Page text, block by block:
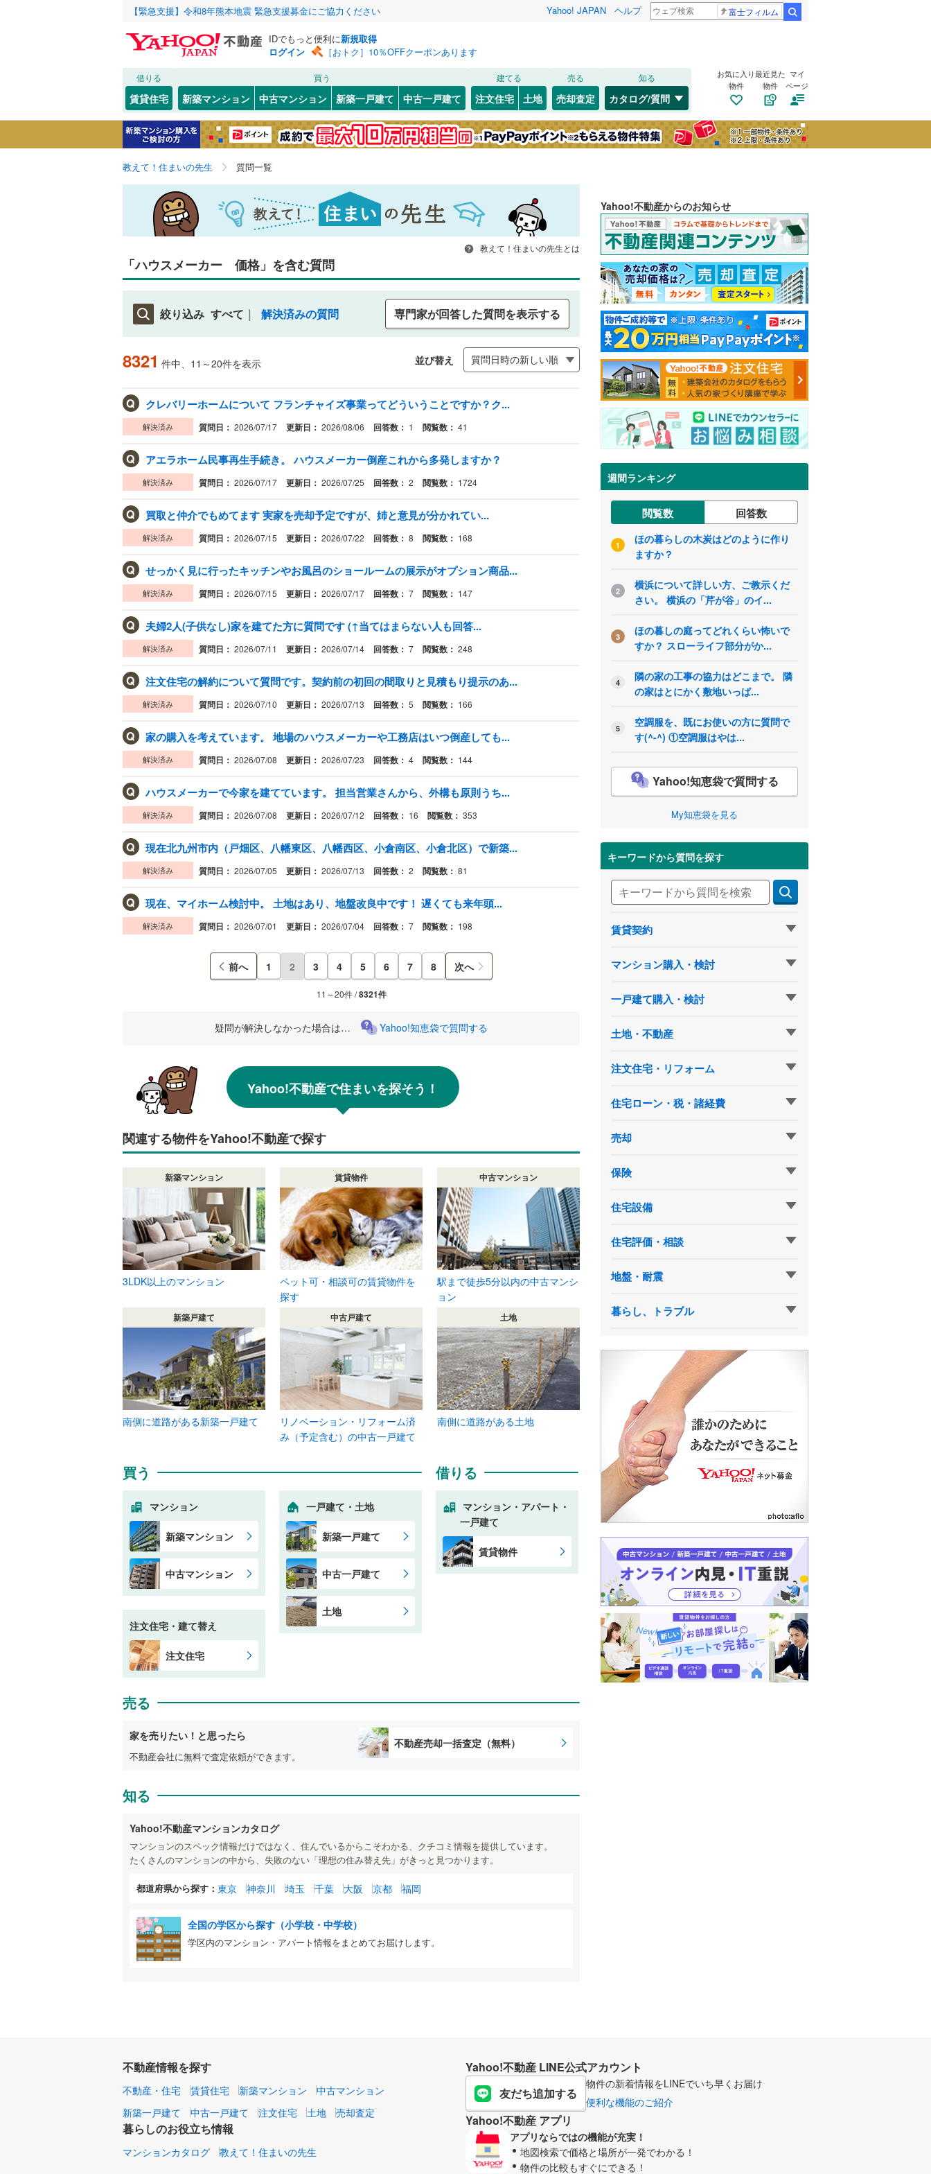
【緊急支援】令和8年熊本地震 緊急支援募金にご協力ください Yahoo! JAPAN ヘルプ 富士フィルム
IDでもっと便利に新規取得
ログイン
［おトク］10％OFFクーポンあります
借りる
賃貸住宅
買う
新築マンション 中古マンション 新築一戸建て 中古一戸建て
建てる
注文住宅 土地
売る
売却査定
知る
カタログ/質問
お気に入り
物件
最近見た
物件
マイ
ページ
教えて！住まいの先生 質問一覧
教えて！住まいの先生とは
「ハウスメーカー 価格」を含む質問
絞り込み すべて 解決済みの質問 専門家が回答した質問を表示する
8321 件中、11～20件を表示 並び替え
Q クレバリーホームについて フランチャイズ事業ってどういうことですか？ク...
解決済み 質問日： 2026/07/17 更新日： 2026/08/06 回答数： 1 閲覧数： 41
Q アエラホーム民事再生手続き。 ハウスメーカー倒産これから多発しますか？
解決済み 質問日： 2026/07/17 更新日： 2026/07/25 回答数： 2 閲覧数： 1724
Q 買取と仲介でもめてます 実家を売却予定ですが、姉と意見が分かれてい...
解決済み 質問日： 2026/07/15 更新日： 2026/07/22 回答数： 8 閲覧数： 168
Q せっかく見に行ったキッチンやお風呂のショールームの展示がオプション商品...
解決済み 質問日： 2026/07/15 更新日： 2026/07/17 回答数： 7 閲覧数： 147
Q 夫婦2人(子供なし)家を建てた方に質問です (↑当てはまらない人も回答...
解決済み 質問日： 2026/07/11 更新日： 2026/07/14 回答数： 7 閲覧数： 248
Q 注文住宅の解約について質問です。契約前の初回の間取りと見積もり提示のあ...
解決済み 質問日： 2026/07/10 更新日： 2026/07/13 回答数： 5 閲覧数： 166
Q 家の購入を考えています。 地場のハウスメーカーや工務店はいつ倒産しても...
解決済み 質問日： 2026/07/08 更新日： 2026/07/23 回答数： 4 閲覧数： 144
Q ハウスメーカーで今家を建てています。 担当営業さんから、外構も原則うち...
解決済み 質問日： 2026/07/08 更新日： 2026/07/12 回答数： 16 閲覧数： 353
Q 現在北九州市内（戸畑区、八幡東区、八幡西区、小倉南区、小倉北区）で新築...
解決済み 質問日： 2026/07/05 更新日： 2026/07/13 回答数： 2 閲覧数： 81
Q 現在、マイホーム検討中。 土地はあり、地盤改良中です！ 遅くても来年頭...
解決済み 質問日： 2026/07/01 更新日： 2026/07/04 回答数： 7 閲覧数： 198
前へ 1 2 3 4 5 6 7 8 次へ
11～20件 /8321件
疑問が解決しなかった場合は… Yahoo!知恵袋で質問する
Yahoo!不動産で住まいを探そう！
関連する物件をYahoo!不動産で探す
新築マンション
3LDK以上のマンション
賃貸物件
ペット可・相談可の賃貸物件を
探す
中古マンション
駅まで徒歩5分以内の中古マンシ
ョン
新築戸建て
南側に道路がある新築一戸建て
中古戸建て
リノベーション・リフォーム済
み（予定含む）の中古一戸建て
土地
南側に道路がある土地
買う
マンション
新築マンション
中古マンション
注文住宅・建て替え
注文住宅
一戸建て・土地
新築一戸建て
中古一戸建て
土地
借りる
マンション・アパート・
一戸建て
賃貸物件
売る
家を売りたい！と思ったら
不動産会社に無料で査定依頼ができます。
不動産売却一括査定（無料）
知る
Yahoo!不動産マンションカタログ
マンションのスペック情報だけではなく、住んでいるからこそわかる、クチコミ情報を提供しています。
たくさんのマンションの中から、失敗のない「理想の住み替え先」がきっと見つかります。
都道府県から探す： 東京 神奈川 埼玉 千葉 大阪 京都 福岡
全国の学区から探す（小学校・中学校）
学区内のマンション・アパート情報をまとめてお届けします。
Yahoo!不動産からのお知らせ
週間ランキング
閲覧数 回答数
1
ほの暮らしの木炭はどのように作り
ますか？
2
横浜について詳しい方、ご教示くだ
さい。 横浜の「芹が谷」のイ...
3
ほの暮しの庭ってどれくらい怖いで
すか？ スローライフ部分がか...
4
隣の家の工事の協力はどこまで。 隣
の家はとにかく敷地いっぱ...
5
空調服を、既にお使いの方に質問で
す(^-^) ①空調服はやは...
Yahoo!知恵袋で質問する
My知恵袋を見る
キーワードから質問を探す
賃貸契約
マンション購入・検討
一戸建て購入・検討
土地・不動産
注文住宅・リフォーム
住宅ローン・税・諸経費
売却
保険
住宅設備
住宅評価・相談
地盤・耐震
暮らし、トラブル
不動産情報を探す
不動産・住宅 賃貸住宅 新築マンション
中古マンション
新築一戸建て
中古一戸建て 注文住宅 土地 売却査定
暮らしのお役立ち情報
マンションカタログ 教えて！住まいの先生
Yahoo!不動産 LINE公式アカウント
友だち追加する
物件の新着情報をLINEでいち早くお届け
便利な機能のご紹介
Yahoo!不動産 アプリ
アプリならではの機能が充実！
地図検索で価格と場所が一発でわかる！
物件の比較もすぐにできる！